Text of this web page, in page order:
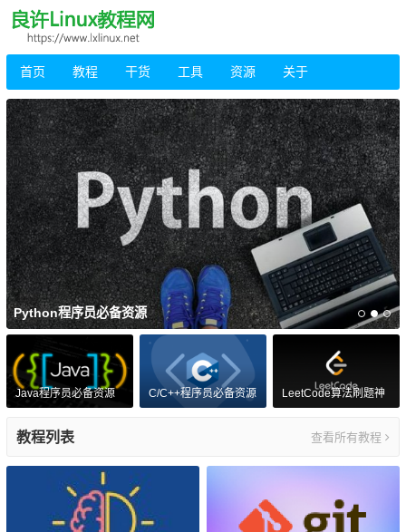
首页 教程 干货 工具 资源 关于
Python程序员必备资源
Java程序员必备资源 C/C++程序员必备资源
LeetCode算法刷题神
教程列表 查看所有教程